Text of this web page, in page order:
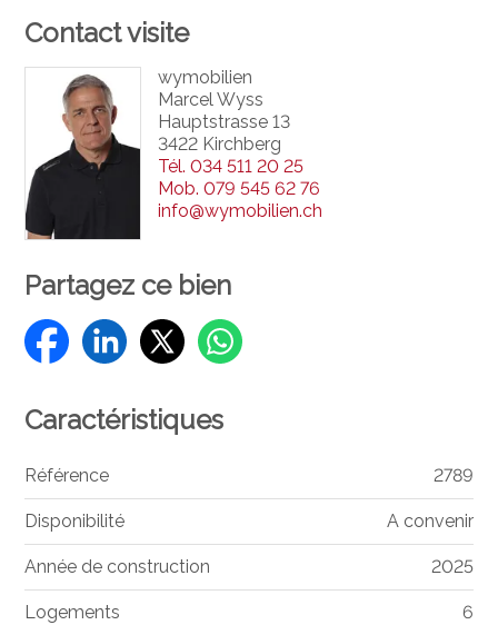
Contact visite
wymobilien
Marcel Wyss
Hauptstrasse 13
3422 Kirchberg
Tél. 034 511 20 25
Mob. 079 545 62 76
info@wymobilien.ch
Partagez ce bien
Caractéristiques
Référence 2789
Disponibilité A convenir
Année de construction 2025
Logements 6